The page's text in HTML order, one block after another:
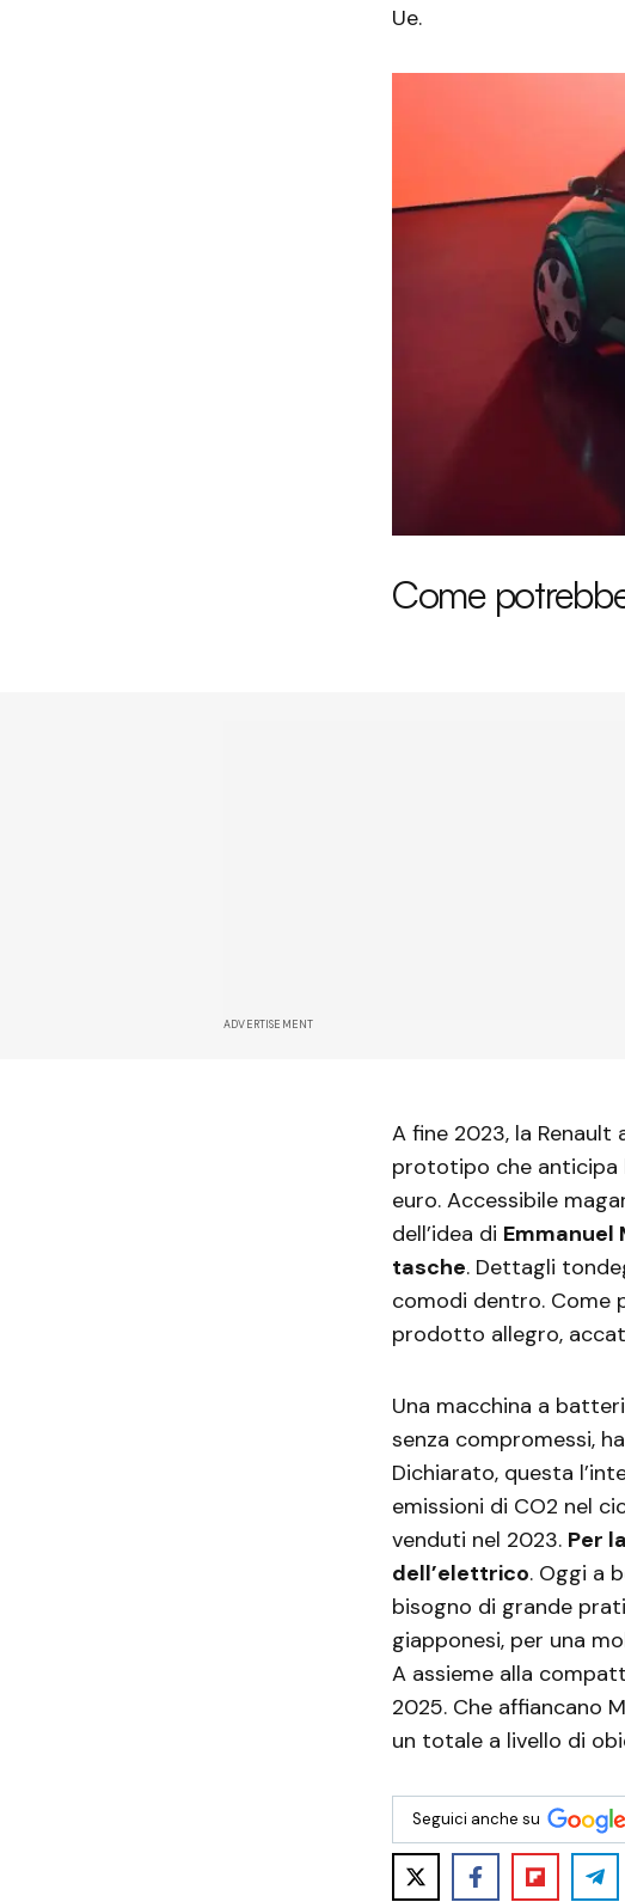
Ue.
Come
ADVERTISEMENT
A fine 2023, la
prototipo che anticipa
euro. Accessibile
dell’idea di Emmanuel
tasche. Dettagli
comodi dentro. Come
prodotto allegro,
Una macchina a
senza compromessi,
Dichiarato, questa
emissioni di CO2 nel
venduti nel 2023. Per
dell’elettrico. Oggi a
bisogno di grande
giapponesi, per una
A assieme alla
2025. Che affiancano
un totale a livello di
Seguici anche su